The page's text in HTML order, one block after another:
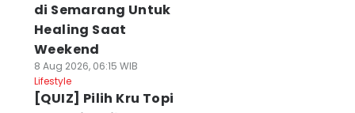
di Semarang Untuk
Healing Saat
Weekend
8 Aug 2026, 06:15 WIB
Lifestyle
[QUIZ] Pilih Kru Topi